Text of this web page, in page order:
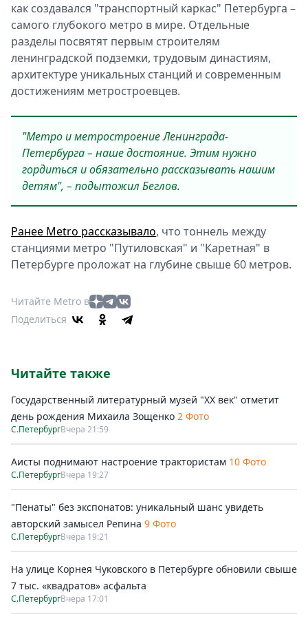
как создавался "транспортный каркас" Петербурга –
самого глубокого метро в мире. Отдельные
разделы посвятят первым строителям
ленинградской подземки, трудовым династиям,
архитектуре уникальных станций и современным
достижениям метростроевцев.
"Метро и метростроение Ленинграда-
Петербурга – наше достояние. Этим нужно
гордиться и обязательно рассказывать нашим
детям", – подытожил Беглов.
Ранее Metro рассказывало, что тоннель между
станциями метро "Путиловская" и "Каретная" в
Петербурге проложат на глубине свыше 60 метров.
Читайте Metro в
Поделиться
Читайте также
Государственный литературный музей "ХХ век" отметит
день рождения Михаила Зощенко 2 Фото
С.ПетербургВчера 21:59
Аисты поднимают настроение трактористам 10 Фото
С.ПетербургВчера 19:27
"Пенаты" без экспонатов: уникальный шанс увидеть
авторский замысел Репина 9 Фото
С.ПетербургВчера 19:21
На улице Корнея Чуковского в Петербурге обновили свыше
7 тыс. «квадратов» асфальта
С.ПетербургВчера 17:01